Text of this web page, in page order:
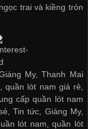
trai và kiềng tròn
My, Thanh Mai
quần lót nam giá rẻ,
cấp quần lót nam
Tin tức Giáng My,
lót nam ,quần lót